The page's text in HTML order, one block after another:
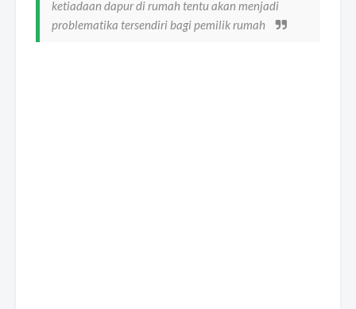
ketiadaan dapur di rumah tentu akan menjadi
problematika tersendiri bagi pemilik rumah